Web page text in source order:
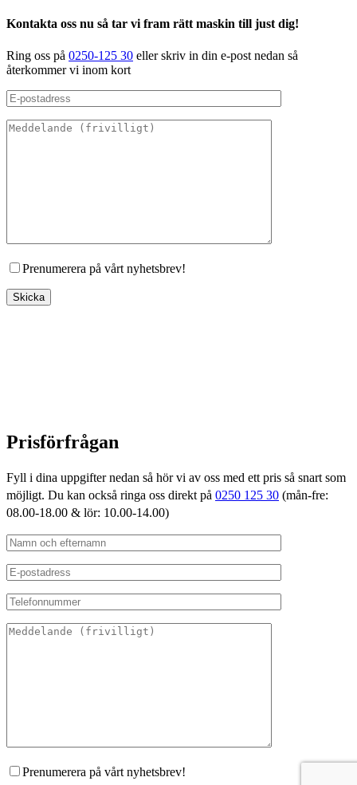
Kontakta oss nu så tar vi fram rätt maskin till just dig!
Ring oss på 0250-125 30 eller skriv in din e-post nedan så
återkommer vi inom kort
Prenumerera på vårt nyhetsbrev!
Prisförfrågan
Fyll i dina uppgifter nedan så hör vi av oss med ett pris så snart som
möjligt. Du kan också ringa oss direkt på 0250 125 30 (mån-fre:
08.00-18.00 & lör: 10.00-14.00)
Prenumerera på vårt nyhetsbrev!